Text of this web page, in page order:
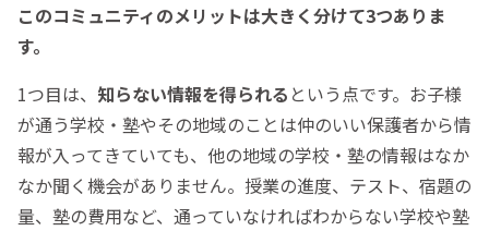
このコミュニティのメリットは大きく分けて3つありま
す。
1つ目は、 知らない情報を得られる という点です。お子様
が通う学校・塾やその地域のことは仲のいい保護者から情
報が入ってきていても、他の地域の学校・塾の情報はなか
なか聞く機会がありません。授業の進度、テスト、宿題の
量、塾の費用など、通っていなければわからない学校や塾